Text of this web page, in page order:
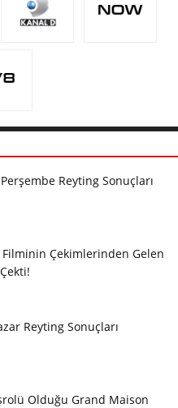
Reyting Sonuçları
Çekimlerinden Gelen
Reyting Sonuçları
Olduğu Grand Maison